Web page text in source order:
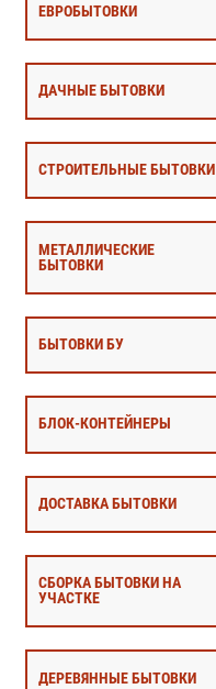
ЕВРОБЫТОВКИ
ДАЧНЫЕ БЫТОВКИ
СТРОИТЕЛЬНЫЕ БЫТОВКИ
МЕТАЛЛИЧЕСКИЕ
БЫТОВКИ
БЫТОВКИ БУ
БЛОК-КОНТЕЙНЕРЫ
ДОСТАВКА БЫТОВКИ
СБОРКА БЫТОВКИ НА
УЧАСТКЕ
ДЕРЕВЯННЫЕ БЫТОВКИ